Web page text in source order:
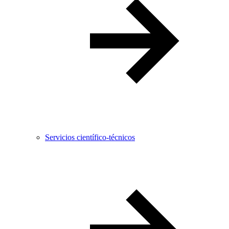
Servicios científico-técnicos